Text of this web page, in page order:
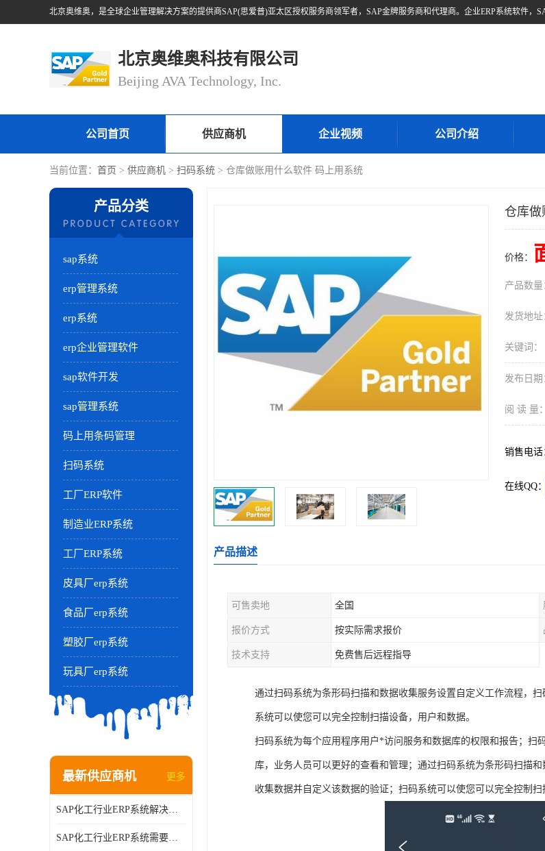
北京奥维奥科技有限公司
Beijing AVA Technology, Inc.
公司首页 供应商机 企业视频 公司介绍
当前位置： 首页 > 供应商机 > 扫码系统 > 仓库做账用什么软件 码上用系统
产品分类
sap系统
erp管理系统
erp系统
erp企业管理软件
sap软件开发
sap管理系统
码上用条码管理
扫码系统
工厂ERP软件
制造业ERP系统
工厂ERP系统
皮具厂erp系统
食品厂erp系统
塑胶厂erp系统
玩具厂erp系统
最新供应商机 更多
SAP化工行业ERP系统解决方案的细节和功能介绍？北京奥维奥
SAP化工行业ERP系统需要多少钱？北京奥维奥
仓库做
价格：
产品数量
发货地址
关键词：
发布日期
阅 读 量：
销售电话
在线QQ：
产品描述
可售卖地 全国
报价方式 按实际需求报价
技术支持 免费售后远程指导
通过扫码系统为条形码扫描和数据收集服务设置自定义工作流程，
系统可以使您可以完全控制扫描设备，用户和数据。
扫码系统为每个应用程序用户*访问服务和数据库的权限和报告；
库，业务人员可以更好的查看和管理；通过扫码系统为条形码扫描
收集数据并自定义该数据的验证；扫码系统可以使您可以完全控制扫